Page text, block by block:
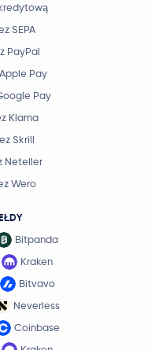
SEPA
PayPal
Pay
Pay
Klarna
Skrill
Neteller
Wero
Bitpanda
Kraken
Bitvavo
Neverless
Coinbase